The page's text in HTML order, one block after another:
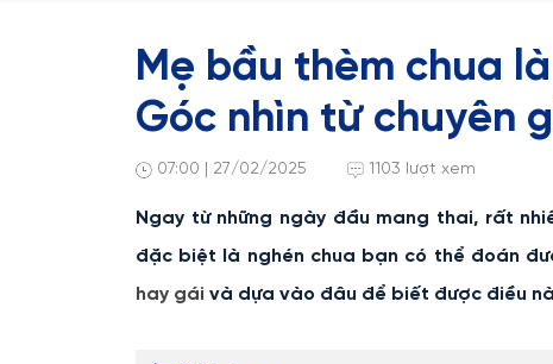
Mẹ bầu thèm chua
Góc nhìn từ chuyên
07:00 | 27/02/2025 1103 lượt xem
Ngay từ những ngày đầu mang thai, rất
đặc biệt là nghén chua bạn có thể đoán
hay gái và dựa vào đâu để biết được điều